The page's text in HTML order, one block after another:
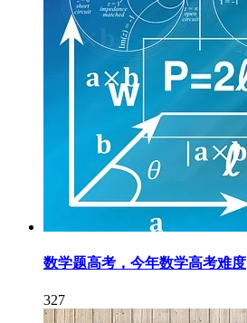
数学题高考，今年数学高考难度
327